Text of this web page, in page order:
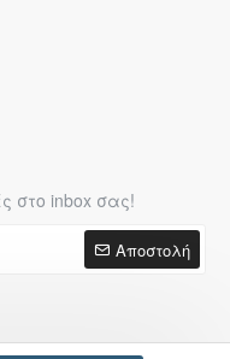
στο inbox σας!
Αποστολή